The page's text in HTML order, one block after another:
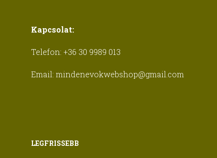
Kapcsolat:
Telefon: +36 30 9989 013
Email: mindenevokwebshop@gmail.com
LEGFRISSEBB